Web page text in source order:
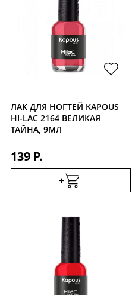
ЛАК ДЛЯ НОГТЕЙ KAPOUS
HI-LAC 2164 ВЕЛИКАЯ
ТАЙНА, 9МЛ
139 Р.
+